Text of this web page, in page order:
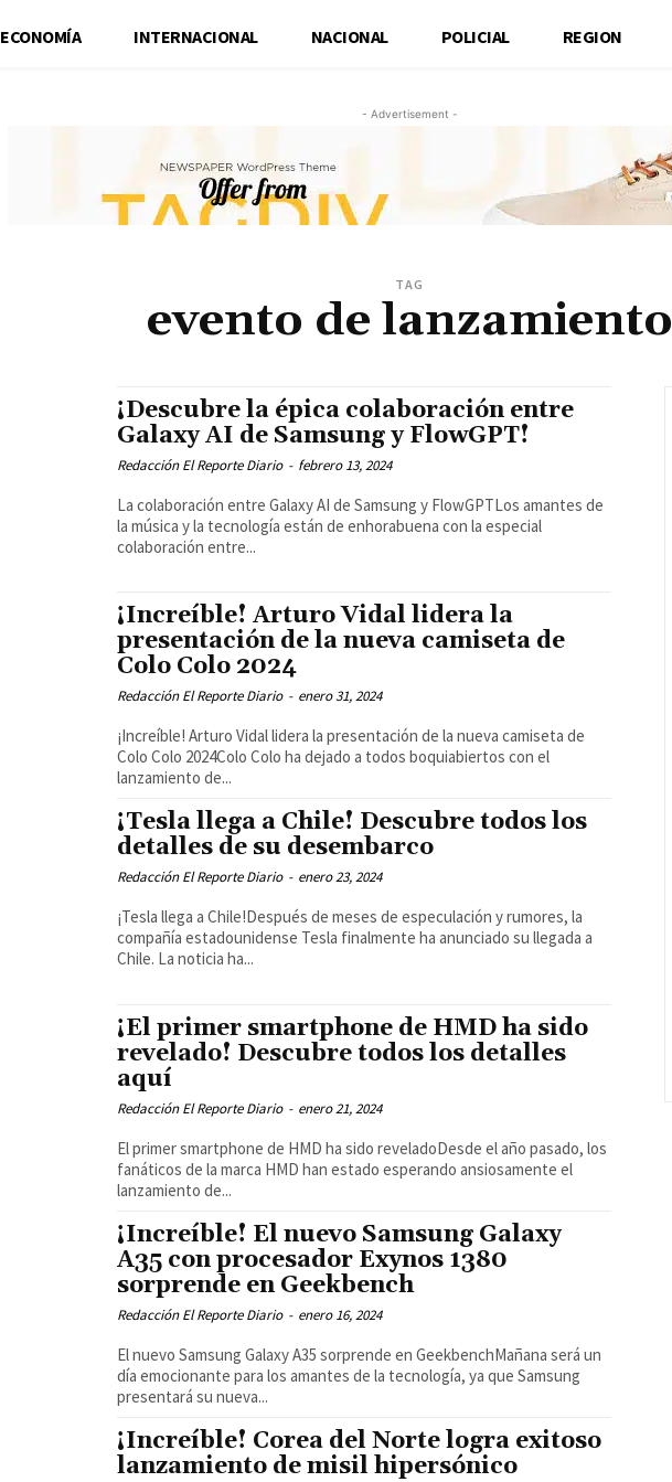
ECONOMÍA INTERNACIONAL NACIONAL POLICIAL REGION
- Advertisement -
TAG
evento de lanzamiento
¡Descubre la épica colaboración entre
Galaxy AI de Samsung y FlowGPT!
Redacción El Reporte Diario - febrero 13, 2024
La colaboración entre Galaxy AI de Samsung y FlowGPTLos amantes de
la música y la tecnología están de enhorabuena con la especial
colaboración entre...
¡Increíble! Arturo Vidal lidera la
presentación de la nueva camiseta de
Colo Colo 2024
Redacción El Reporte Diario - enero 31, 2024
¡Increíble! Arturo Vidal lidera la presentación de la nueva camiseta de
Colo Colo 2024Colo Colo ha dejado a todos boquiabiertos con el
lanzamiento de...
¡Tesla llega a Chile! Descubre todos los
detalles de su desembarco
Redacción El Reporte Diario - enero 23, 2024
¡Tesla llega a Chile!Después de meses de especulación y rumores, la
compañía estadounidense Tesla finalmente ha anunciado su llegada a
Chile. La noticia ha...
¡El primer smartphone de HMD ha sido
revelado! Descubre todos los detalles
aquí
Redacción El Reporte Diario - enero 21, 2024
El primer smartphone de HMD ha sido reveladoDesde el año pasado, los
fanáticos de la marca HMD han estado esperando ansiosamente el
lanzamiento de...
¡Increíble! El nuevo Samsung Galaxy
A35 con procesador Exynos 1380
sorprende en Geekbench
Redacción El Reporte Diario - enero 16, 2024
El nuevo Samsung Galaxy A35 sorprende en GeekbenchMañana será un
día emocionante para los amantes de la tecnología, ya que Samsung
presentará su nueva...
¡Increíble! Corea del Norte logra exitoso
lanzamiento de misil hipersónico